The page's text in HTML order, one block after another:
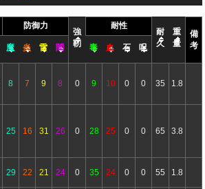
防御力
強
靭
耐性
耐
久
重
量
備
考
魔 炎 雷 闇 毒 血 石 呪
8 7 9 8 0 9 10 0 0 35 1.8
25 16 31 26 0 28 25 0 0 65 3.8
29 22 21 24 0 35 24 0 0 55 1.8